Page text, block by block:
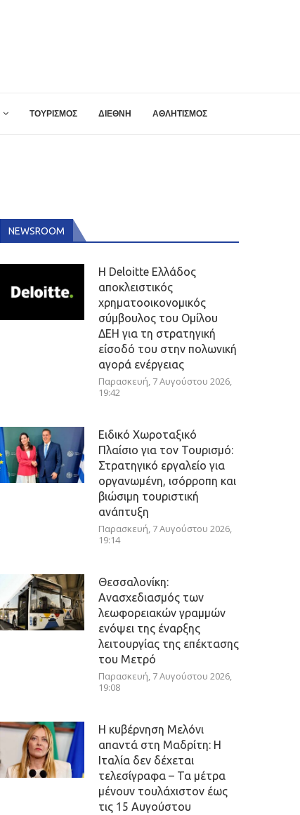
ΤΟΥΡΙΣΜΟΣ ΔΙΕΘΝΗ ΑΘΛΗΤΙΣΜΟΣ
NEWSROOM
Η Deloitte Ελλάδος
αποκλειστικός
χρηματοοικονομικός
σύμβουλος του Ομίλου
ΔΕΗ για τη στρατηγική
είσοδό του στην πολωνική
αγορά ενέργειας
Παρασκευή, 7 Αυγούστου 2026,
19:42
Ειδικό Χωροταξικό
Πλαίσιο για τον Τουρισμό:
Στρατηγικό εργαλείο για
οργανωμένη, ισόρροπη και
βιώσιμη τουριστική
ανάπτυξη
Παρασκευή, 7 Αυγούστου 2026,
19:14
Θεσσαλονίκη:
Ανασχεδιασμός των
λεωφορειακών γραμμών
ενόψει της έναρξης
λειτουργίας της επέκτασης
του Μετρό
Παρασκευή, 7 Αυγούστου 2026,
19:08
Η κυβέρνηση Μελόνι
απαντά στη Μαδρίτη: Η
Ιταλία δεν δέχεται
τελεσίγραφα – Τα μέτρα
μένουν τουλάχιστον έως
τις 15 Αυγούστου